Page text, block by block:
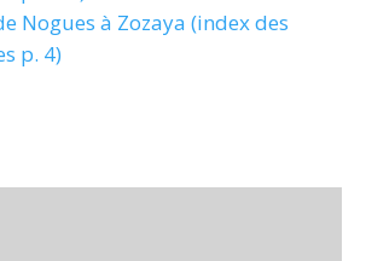
Nogues à Zozaya (index des
p. 4)